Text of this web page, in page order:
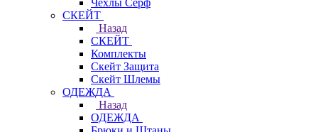
Чехлы Cерф
СКЕЙТ
Назад
СКЕЙТ
Комплекты
Скейт Защита
Скейт Шлемы
ОДЕЖДА
Назад
ОДЕЖДА